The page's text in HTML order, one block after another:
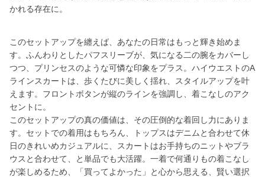
かれる存在に。
このセットアップを纏えば、あなたの日常はもっと輝き始めま
す。ふんわりとしたパフスリーブが、気になる二の腕をカバーし
つつ、プリンセスのような可憐な印象をプラス。ハイウエストのA
ラインスカートは、歩くたびに美しく揺れ、スタイルアップを叶
えます。フロントボタンが縦のラインを強調し、着こなしのアク
セントに。
このセットアップの真の価値は、その圧倒的な着回し力にありま
す。セットでの着用はもちろん、トップスはデニムと合わせて休
日のきれいめカジュアルに、スカートはお手持ちのニットやブラ
ウスと合わせて、と単品でも大活躍。一着で何通りもの着こなし
が楽しめるため、「買ってよかった」と心から思える、賢い選択